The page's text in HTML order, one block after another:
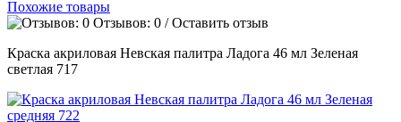
Похожие товары
Отзывов: 0 /Оставить отзыв
Краска акриловая Невская палитра Ладога 46 мл Зеленая
светлая 717